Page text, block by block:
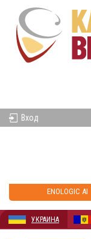
Вход
ENOLOGIC AI
УКРАИНА